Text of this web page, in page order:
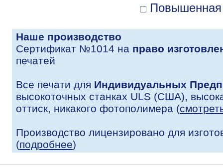
Повышенная
Наше производство
Сертификат №1014 на право
печатей
Все печати для Индивидуальных
высокоточных станках ULS (США),
оттиск, никакого фотополимера (
Производство лицензировано для
(подробнее)